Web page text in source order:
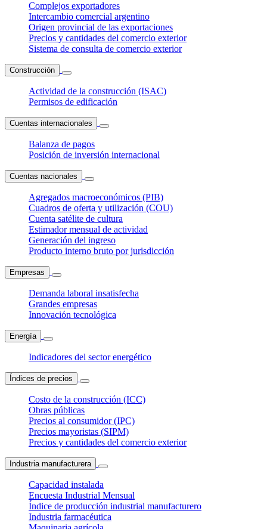
Complejos exportadores
Intercambio comercial argentino
Origen provincial de las exportaciones
Precios y cantidades del comercio exterior
Sistema de consulta de comercio exterior
Construcción
Actividad de la construcción (ISAC)
Permisos de edificación
Cuentas internacionales
Balanza de pagos
Posición de inversión internacional
Cuentas nacionales
Agregados macroeconómicos (PIB)
Cuadros de oferta y utilización (COU)
Cuenta satélite de cultura
Estimador mensual de actividad
Generación del ingreso
Producto interno bruto por jurisdicción
Empresas
Demanda laboral insatisfecha
Grandes empresas
Innovación tecnológica
Energía
Indicadores del sector energético
Índices de precios
Costo de la construcción (ICC)
Obras públicas
Precios al consumidor (IPC)
Precios mayoristas (SIPM)
Precios y cantidades del comercio exterior
Industria manufacturera
Capacidad instalada
Encuesta Industrial Mensual
Índice de producción industrial manufacturero
Industria farmacéutica